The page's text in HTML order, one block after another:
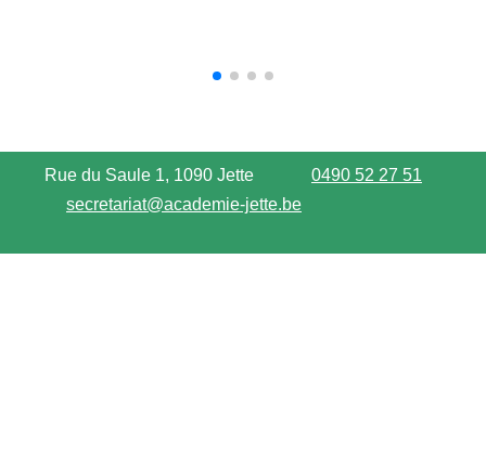
Rue du Saule 1, 1090 Jette
0490 52 27 51
secretariat@academie-jette.be